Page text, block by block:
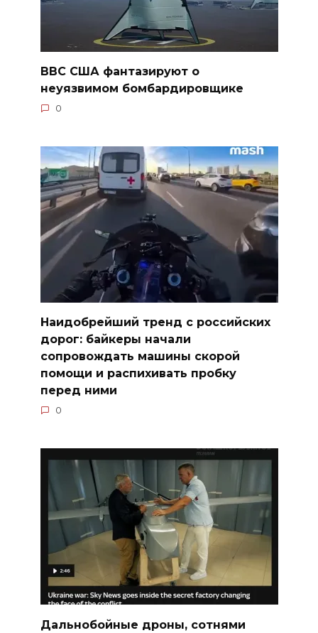
ВВС США фантазируют о
неуязвимом бомбардировщике
0
Наидобрейший тренд с российских
дорог: байкеры начали
сопровождать машины скорой
помощи и распихивать пробку
перед ними
0
Дальнобойные дроны, сотнями